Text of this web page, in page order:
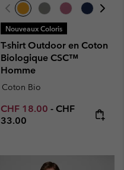
Nouveaux Coloris
T-shirt Outdoor en Coton
Biologique CSC™
Homme
Coton Bio
Minimum sale price:
CHF 18.00 - Maximum
CHF
33.00